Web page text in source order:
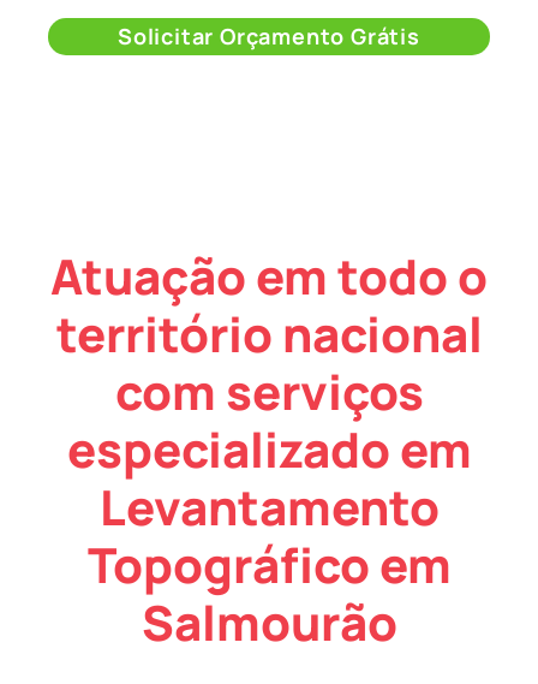
Solicitar Orçamento Grátis
Atuação em todo o
território nacional
com serviços
especializado em
Levantamento
Topográfico em
Salmourão